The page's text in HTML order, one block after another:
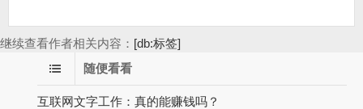
继续查看作者相关内容： [db:标签]
随便看看
互联网文字工作：真的能赚钱吗？